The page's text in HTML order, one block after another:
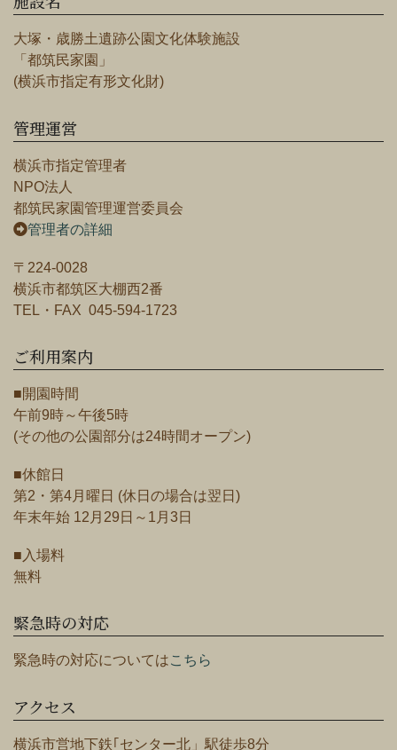
大塚・歳勝土遺跡公園文化体験施設
「都筑民家園」
(横浜市指定有形文化財)
管理運営
横浜市指定管理者
NPO法人
都筑民家園管理運営委員会
管理者の詳細
〒224-0028
横浜市都筑区大棚西2番
TEL・FAX 045-594-1723
ご利用案内
■開園時間
午前9時～午後5時
(その他の公園部分は24時間オープン)
■休館日
第2・第4月曜日 (休日の場合は翌日)
年末年始 12月29日～1月3日
■入場料
無料
緊急時の対応
緊急時の対応についてはこちら
アクセス
横浜市営地下鉄｢センター北」駅徒歩8分